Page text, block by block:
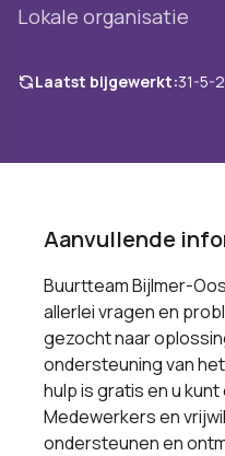
Lokale organisatie
Laatst bijgewerkt:31-5-
Aanvullende
Buurtteam Bijlmer-
allerlei vragen en
gezocht naar
ondersteuning van
hulp is gratis en u
Medewerkers en
ondersteunen en